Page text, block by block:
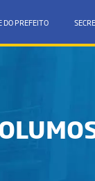
DO PREFEITO